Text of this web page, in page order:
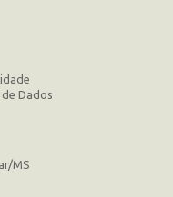
Dados
MS